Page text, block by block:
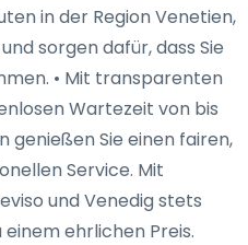
in der Region Venetien,
sorgen dafür, dass Sie
• Mit transparenten
Wartezeit von bis
genießen Sie einen fairen,
Service. Mit
und Venedig stets
ehrlichen Preis.